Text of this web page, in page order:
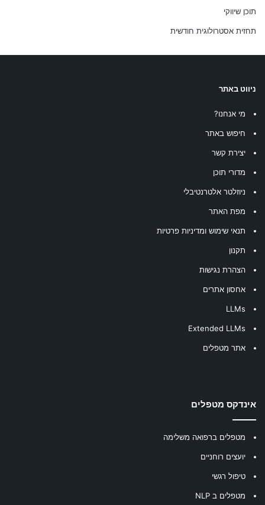
תוכן שיווקי
תחזית אסטרולוגית חודשית
ניווט באתר
מי אנחנו?
חיפוש באתר
יצירת קשר
מדורי תוכן
ניוזלטר אלטרנטיבלי
מפת האתר
תנאי שימוש ומדיניות פרטיות
תקנון
הצהרת נגישות
אחסון אתרים
LLMs
Extended LLMs
אתר מטפלים
אינדקס מטפלים
מטפלים ברפואה משלימה
יועצים רוחניים
טיפול רגשי
מטפלים ב NLP